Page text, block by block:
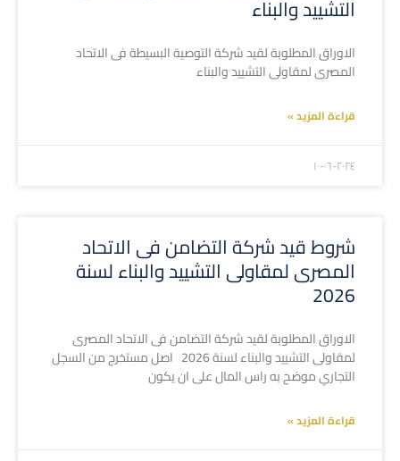
التشييد والبناء
الاوراق المطلوبة لقيد شركة التوصية البسيطة فى الاتحاد
المصرى لمقاولى التشييد والبناء
قراءة المزيد »
۲۰۲٤-۰٦-۱۰
شروط قيد شركة التضامن فى الاتحاد
المصرى لمقاولى التشييد والبناء لسنة
2026
الاوراق المطلوبة لقيد شركة التضامن فى الاتحاد المصرى
لمقاولى التشييد والبناء لسنة 2026 اصل مستخرج من السجل
التجاري موضح به راس المال على ان يكون
قراءة المزيد »